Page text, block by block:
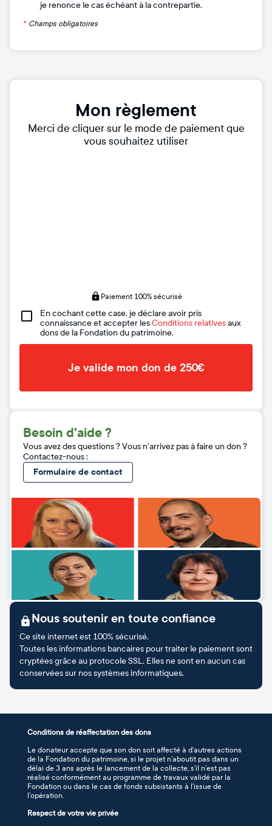
je renonce le cas échéant à la contrepartie.
* Champs obligatoires
Mon règlement
Merci de cliquer sur le mode de paiement que
vous souhaitez utiliser
Paiement 100% sécurisé
En cochant cette case, je déclare avoir pris
connaissance et accepter lesConditions relativesaux
dons de la Fondation du patrimoine.
Je valide mon don de 250€
Besoin d'aide ?
Vous avez des questions ? Vous n'arrivez pas à faire un don ?
Contactez-nous :
Formulaire de contact
Nous soutenir en toute confiance
Ce site internet est 100% sécurisé.
Toutes les informations bancaires pour traiter le paiement sont
cryptées grâce au protocole SSL. Elles ne sont en aucun cas
conservées sur nos systèmes informatiques.
Conditions de réaffectation des dons
Le donateur accepte que son don soit affecté à d’autres actions
de la Fondation du patrimoine, si le projet n’aboutit pas dans un
délai de 3 ans après le lancement de la collecte, s’il n’est pas
réalisé conformément au programme de travaux validé par la
Fondation ou dans le cas de fonds subsistants à l’issue de
l’opération.
Respect de votre vie privée